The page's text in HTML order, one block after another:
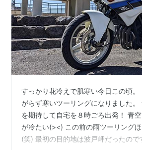
すっかり花冷えで肌寒い今日この頃。
がらず寒いツーリングになりました。
を期待して自宅を８時ごろ出発！ 青
が冷たい(><) この前の雨ツーリング
(笑) 最初の目的地は波戸岬だったので